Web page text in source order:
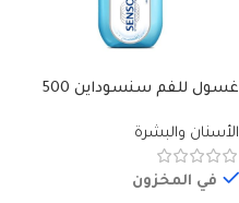
غسول للفم سنسوداين 500
الأسنان والبشرة
في المخزون